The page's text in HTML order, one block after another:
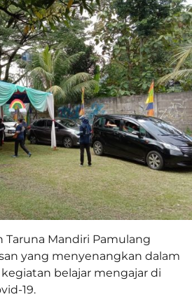
Taruna Mandiri Pamulang
yang menyenangkan dalam
belajar mengajar di
19.